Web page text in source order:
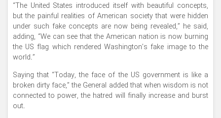
“The United States introduced itself with beautiful concepts,
but the painful realities of American society that were hidden
under such fake concepts are now being revealed,” he said,
adding, “We can see that the American nation is now burning
the US flag which rendered Washington’s fake image to the
world.”
Saying that “Today, the face of the US government is like a
broken dirty face,” the General added that when wisdom is not
connected to power, the hatred will finally increase and burst
out.